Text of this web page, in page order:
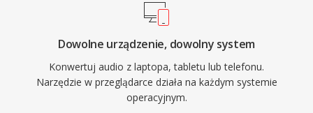
Dowolne urządzenie, dowolny system
Konwertuj audio z laptopa, tabletu lub telefonu.
Narzędzie w przeglądarce działa na każdym systemie
operacyjnym.